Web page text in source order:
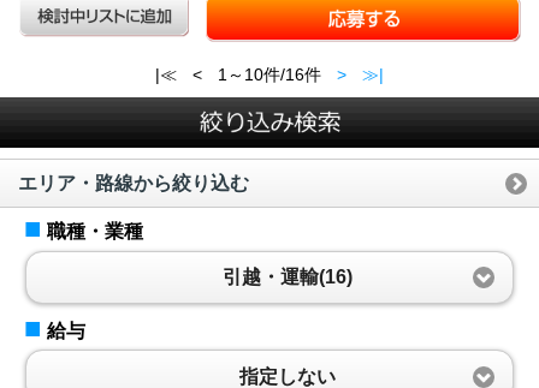
|≪ < 1～10件/16件 > ≫|
エリア・路線から絞り込む
■ 職種・業種
引越・運輸(16)
■ 給与
指定しない